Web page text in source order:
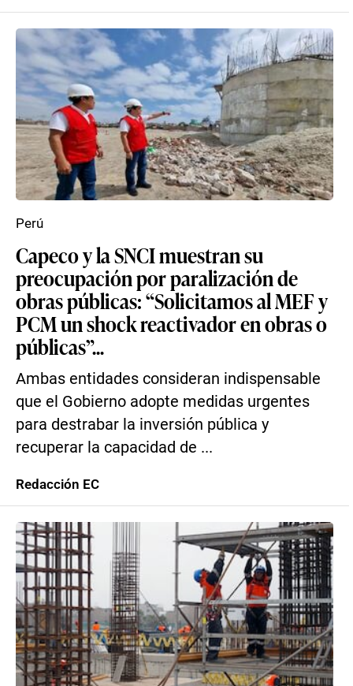
Capeco y la SNCI muestran su
preocupación por paralización de
obras públicas: “Solicitamos al MEF y
PCM un shock reactivador en obras o
públicas”...
Ambas entidades consideran indispensable
que el Gobierno adopte medidas urgentes
para destrabar la inversión pública y
recuperar la capacidad de ...
Perú
Redacción EC